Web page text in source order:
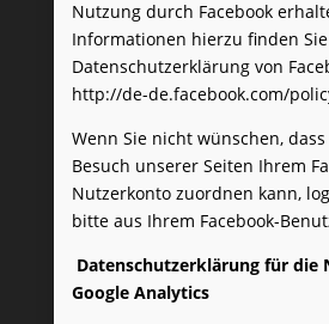
Nutzung durch Facebook
Informationen hierzu finden
Datenschutzerklärung von
http://de-de.facebook.com/
Wenn Sie nicht wünschen, dass
Besuch unserer Seiten Ihrem
Nutzerkonto zuordnen kann,
bitte aus Ihrem Facebook-
Datenschutzerklärung für die
Google Analytics